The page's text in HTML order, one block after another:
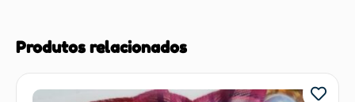
Produtos relacionados